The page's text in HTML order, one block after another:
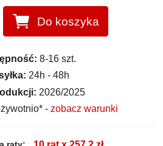
Do koszyka
8-16 szt.
24h - 48h
2026/2025
- zobacz warunki